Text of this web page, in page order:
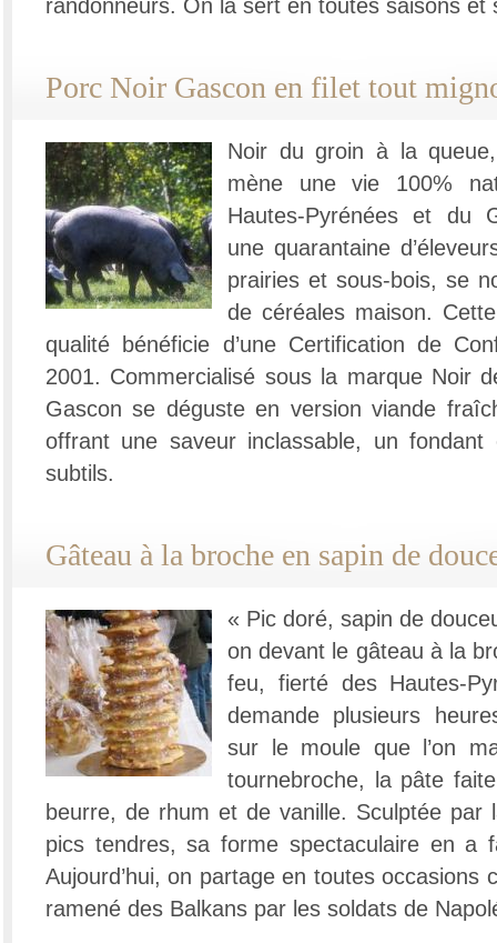
randonneurs. On la sert en toutes saisons et
Porc Noir Gascon en filet tout
Noir du groin à la
mène une vie 100%
Hautes-Pyrénées et du
une quarantaine
prairies et sous-bois, se
de céréales maison.
qualité bénéficie d’une Certification de
2001. Commercialisé sous la marque Noir
Gascon se déguste en version viande
offrant une saveur inclassable, un
subtils.
Gâteau à la broche en sapin de
« Pic doré, sapin de
on devant le gâteau à la
feu, fierté des Hautes-
demande plusieurs
sur le moule que l’on
tournebroche, la pâte
beurre, de rhum et de vanille. Sculptée par
pics tendres, sa forme spectaculaire en a
Aujourd’hui, on partage en toutes occasions
ramené des Balkans par les soldats de